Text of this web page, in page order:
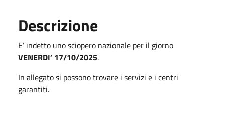
Descrizione
E’ indetto uno sciopero nazionale per il giorno
VENERDI’ 17/10/2025.
In allegato si possono trovare i servizi e i centri
garantiti.